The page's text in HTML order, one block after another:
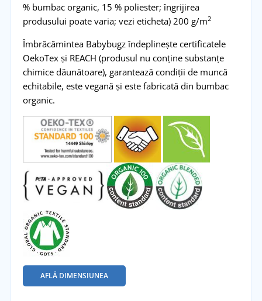
% bumbac organic, 15 % poliester; îngrijirea
produsului poate varia; vezi eticheta) 200 g/m2
Îmbrăcămintea Babybugz îndeplinește certificatele
OekoTex și REACH (produsul nu conține substanțe
chimice dăunătoare), garantează condiții de muncă
echitabile, este vegană și este fabricată din bumbac
organic.
AFLĂ DIMENSIUNEA